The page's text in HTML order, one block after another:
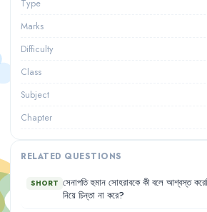
Type
Marks
Difficulty
Class
Subject
Chapter
RELATED QUESTIONS
SHORT সেনাপতি হুমান সোহরাবকে কী বলে আশ্বস্ত
নিয়ে চিন্তা না করে?